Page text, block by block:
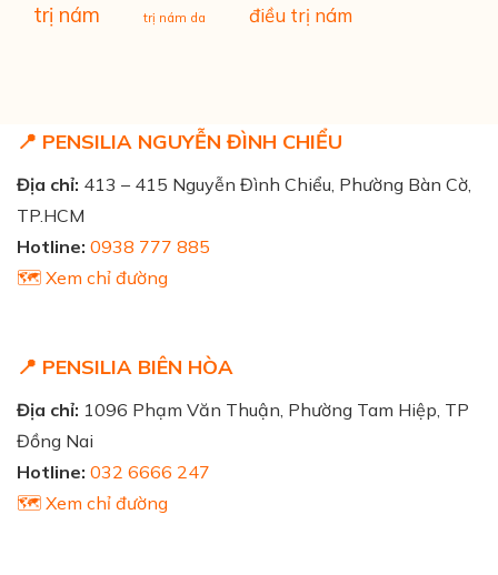
trị nám trị nám da điều trị nám
📍 PENSILIA NGUYỄN ĐÌNH CHIỂU
Địa chỉ: 413 – 415 Nguyễn Đình Chiểu, Phường Bàn Cờ,
TP.HCM
Hotline: 0938 777 885
🗺️ Xem chỉ đường
📍 PENSILIA BIÊN HÒA
Địa chỉ: 1096 Phạm Văn Thuận, Phường Tam Hiệp, TP
Đồng Nai
Hotline: 032 6666 247
🗺️ Xem chỉ đường